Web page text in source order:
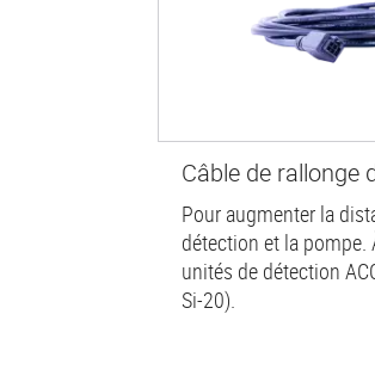
Câble de rallonge
Pour augmenter la
détection et la pompe.
unités de détection
Si-20).